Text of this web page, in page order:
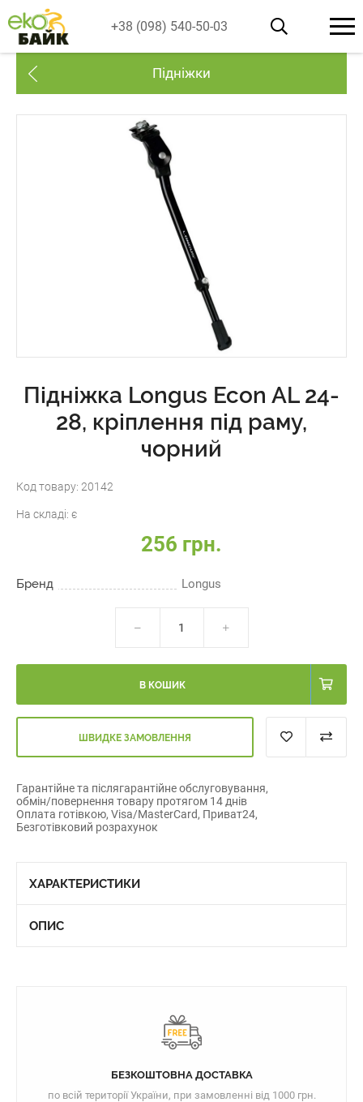
+38 (098) 540-50-03
Підніжки
Підніжка Longus Econ AL 24-
28, кріплення під раму,
чорний
Код товару: 20142
На складі: є
256 грн.
Бренд Longus
В КОШИК
ШВИДКЕ ЗАМОВЛЕННЯ
Гарантійне та післягарантійне обслуговування,
обмін/повернення товару протягом 14 днів
Оплата готівкою, Visa/MasterCard, Приват24,
Безготівковий розрахунок
ХАРАКТЕРИСТИКИ
ОПИС
БЕЗКОШТОВНА ДОСТАВКА
по всій території України, при замовленні від 1000 грн.